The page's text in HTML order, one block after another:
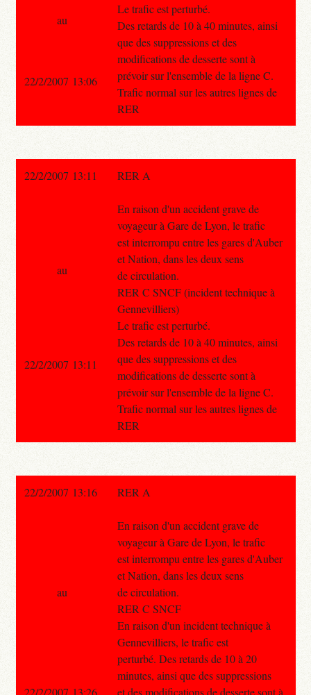
Le trafic est perturbé.
Des retards de 10 à 40 minutes, ainsi
que des suppressions et des
modifications de desserte sont à
prévoir sur l'ensemble de la ligne C.
Trafic normal sur les autres lignes de
RER
au
22/2/2007 13:06
22/2/2007 13:11 RER A
En raison d'un accident grave de
voyageur à Gare de Lyon, le trafic
est interrompu entre les gares d'Auber
et Nation, dans les deux sens
de circulation.
RER C SNCF (incident technique à
Gennevilliers)
Le trafic est perturbé.
Des retards de 10 à 40 minutes, ainsi
que des suppressions et des
modifications de desserte sont à
prévoir sur l'ensemble de la ligne C.
Trafic normal sur les autres lignes de
RER
au
22/2/2007 13:11
22/2/2007 13:16 RER A
En raison d'un accident grave de
voyageur à Gare de Lyon, le trafic
est interrompu entre les gares d'Auber
et Nation, dans les deux sens
de circulation.
RER C SNCF
En raison d'un incident technique à
Gennevilliers, le trafic est
perturbé. Des retards de 10 à 20
minutes, ainsi que des suppressions
et des modifications de desserte sont à
au
22/2/2007 13:26